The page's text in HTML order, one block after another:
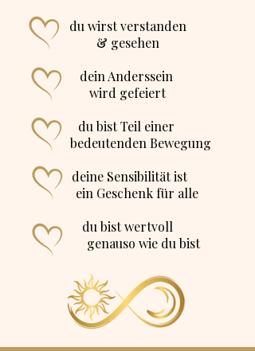
du wirst verstanden
& gesehen
dein Anderssein
wird gefeiert
du bist Teil einer
bedeutenden Bewegung
​ deine Sensibilität ist
ein Geschenk für alle
du bist wertvoll
genauso wie du bist